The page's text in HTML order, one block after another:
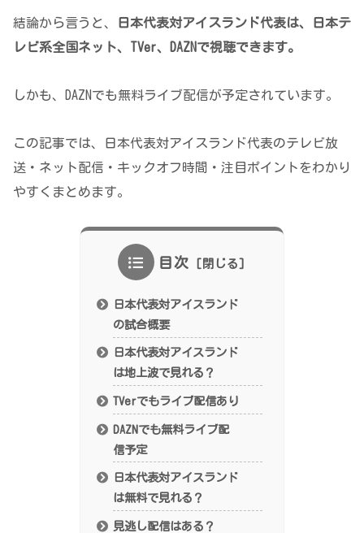
結論から言うと、
日本代表対アイスランド代表は、日本テ
レビ系全国ネット、TVer、DAZNで視聴できます。
しかも、DAZNでも無料ライブ配信が予定されています。
この記事では、日本代表対アイスランド代表のテレビ放
送・ネット配信・キックオフ時間・注目ポイントをわかり
やすくまとめます。
目次
日本代表対アイスランド
の試合概要
日本代表対アイスランド
は地上波で見れる？
TVerでもライブ配信あり
DAZNでも無料ライブ配
信予定
日本代表対アイスランド
は無料で見れる？
見逃し配信はある？